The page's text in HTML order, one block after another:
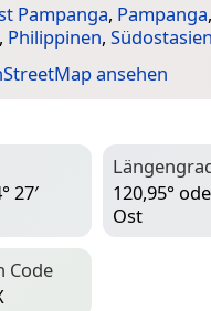
Pampanga, Pampanga,
, Philippinen, Südostasien
ansehen
27′
120,95°
Ost
Code